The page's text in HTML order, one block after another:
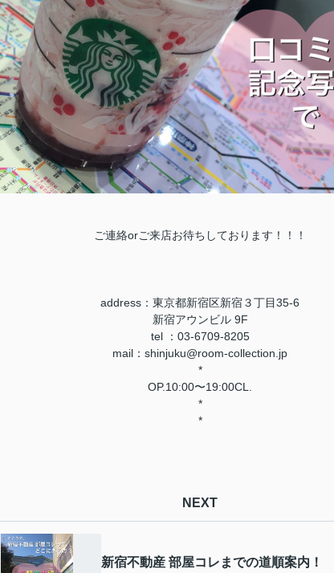
ご連絡orご来店お待ちしております！！！
address：東京都新宿区新宿３丁目35-6
新宿アウンビル 9F
tel ：03-6709-8205
mail：shinjuku@room-collection.jp
*
OP.10:00〜19:00CL.
*
*
NEXT
新宿不動産 部屋コレまでの道順案内！